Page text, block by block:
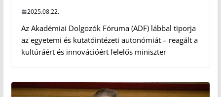
2025.08.22.
Az Akadémiai Dolgozók Fóruma (ADF) lábbal tiporja
az egyetemi és kutatóintézeti autonómiát – reagált a
kultúráért és innovációért felelős miniszter